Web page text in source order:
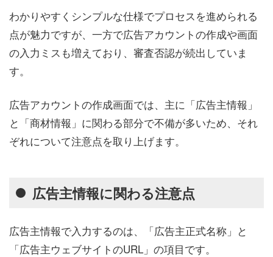
わかりやすくシンプルな仕様でプロセスを進められる
点が魅力ですが、一方で広告アカウントの作成や画面
の入力ミスも増えており、審査否認が続出していま
す。
広告アカウントの作成画面では、主に「広告主情報」
と「商材情報」に関わる部分で不備が多いため、それ
ぞれについて注意点を取り上げます。
広告主情報に関わる注意点
広告主情報で入力するのは、「広告主正式名称」と
「広告主ウェブサイトのURL」の項目です。